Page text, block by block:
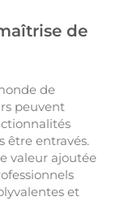
de
de
peuvent
être entravés.
valeur ajoutée
et